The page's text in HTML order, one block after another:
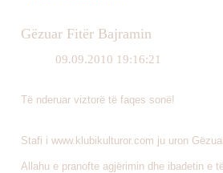
Gëzuar Fitër Bajramin
09.09.2010 19:16:21
Të nderuar viztorë të faqes sonë!
Stafi i www.klubikulturor.com ju uron
Allahu e pranofte agjërimin dhe ibadetin e